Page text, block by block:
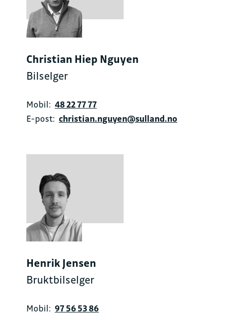
Christian Hiep Nguyen
Bilselger
Mobil: 48 22 77 77
E-post: christian.nguyen@sulland.no
Henrik Jensen
Bruktbilselger
Mobil: 97 56 53 86